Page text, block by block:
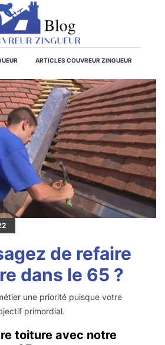
ARTICLES COUVREUR ZINGUEUR
de refaire
dans le 65 ?
une priorité puisque votre
primordial.
toiture avec notre